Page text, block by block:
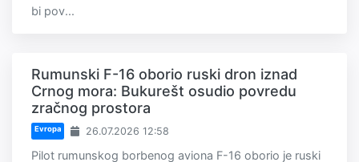
bi pov...
Rumunski F-16 oborio ruski dron iznad
Crnog mora: Bukurešt osudio povredu
zračnog prostora
Evropa 26.07.2026 12:58
Pilot rumunskog borbenog aviona F-16 oborio je ruski